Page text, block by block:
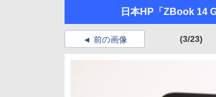
日本HP「ZBook 14
前の画像 (3/23)